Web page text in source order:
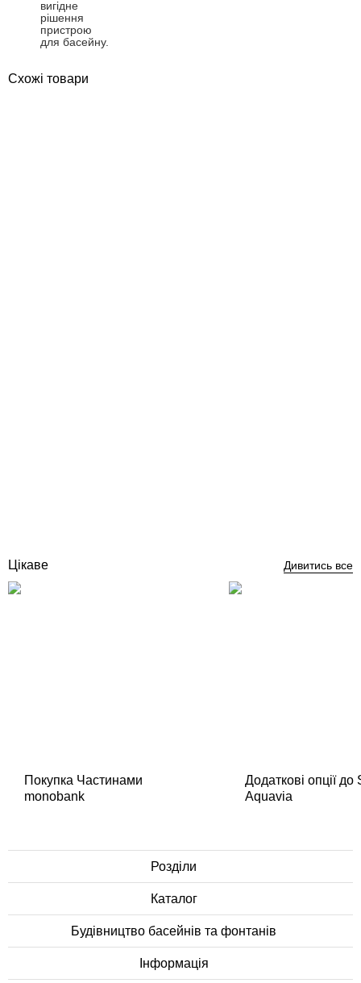
вигідне
рішення
пристрою
для басейну.
Схожі товари
Цікаве Дивитись все
Покупка Частинами
monobank
Додаткові опції
Aquavia
Розділи
Каталог
Будівництво басейнів та фонтанів
Інформація